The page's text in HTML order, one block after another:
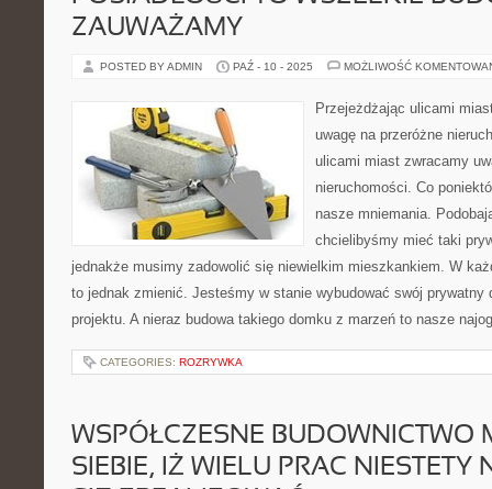
ZAUWAŻAMY
POSTED BY ADMIN PAŹ - 10 - 2025 MOŻLIWOŚĆ
Przejeżdżając ulicami
uwagę na przeróżne
ulicami miast zwracamy
nieruchomości. Co
nasze mniemania.
chcielibyśmy mieć taki
jednakże musimy zadowolić się niewielkim mieszkankiem. W
to jednak zmienić. Jesteśmy w stanie wybudować swój prywatny
projektu. A nieraz budowa takiego domku z marzeń to nasze
CATEGORIES: ROZRYWKA
WSPÓŁCZESNE BUDOWNICTWO
SIEBIE, IŻ WIELU PRAC NIESTETY